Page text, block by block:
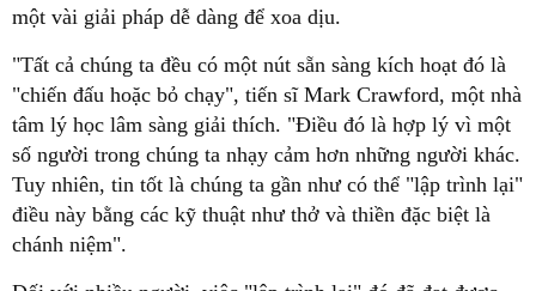
một vài giải pháp dễ dàng để xoa dịu.
"Tất cả chúng ta đều có một nút sẵn sàng kích hoạt đó là
"chiến đấu hoặc bỏ chạy", tiến sĩ Mark Crawford, một nhà
tâm lý học lâm sàng giải thích. "Điều đó là hợp lý vì một
số người trong chúng ta nhạy cảm hơn những người khác.
Tuy nhiên, tin tốt là chúng ta gần như có thể "lập trình lại"
điều này bằng các kỹ thuật như thở và thiền đặc biệt là
chánh niệm".